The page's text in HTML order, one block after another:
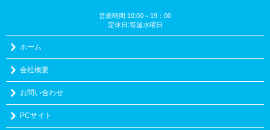
営業時間:10:00～19：00
定休日:毎週水曜日
ホーム
会社概要
お問い合わせ
PCサイト